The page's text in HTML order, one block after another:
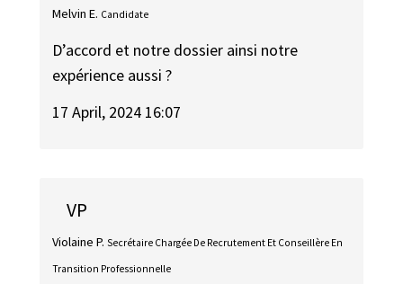
Melvin E. Candidate
D’accord et notre dossier ainsi notre
expérience aussi ?
17 April, 2024 16:07
VP
Violaine P. Secrétaire Chargée De Recrutement Et Conseillère En
Transition Professionnelle